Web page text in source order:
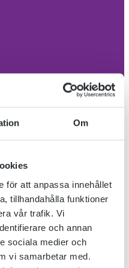
Om
för att anpassa innehållet
tillhandahålla funktioner
vår trafik. Vi
och annan
sociala medier och
vi samarbetar med.